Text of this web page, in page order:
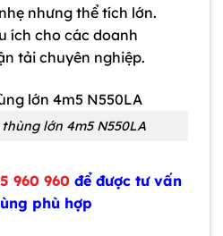
nhưng thể tích lớn.
ích cho các doanh
tải chuyên nghiệp.
lớn 4m5 N550LA
960 960 để được tư vấn
phù hợp